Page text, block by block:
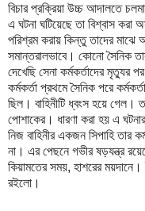
বিচার প্রক্রিয়া উচ্চ আদালতে
এ ঘটনা ঘটিয়েছে তা বিশ্বাস করা
পরিশ্রম করায় কিন্তু তাদের
সমান্তরালভাবে। কোনো সৈনিক
দেখেছি সেনা কর্মকর্তাদের
কর্মকর্তা প্রথমে সৈনিক পরে
ছিল। বাহিনীটি ধ্বংস হয়ে গেল।
পোশাকের। ধারণা করা হয় এ ঘটনার
নিজ বাহিনীর একজন সিপাহি তার
না। এর পেছনে গভীর ষড়যন্ত্র
কিয়ামতের সময়, হাশরের
রইলো।